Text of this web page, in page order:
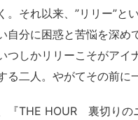
それ以来、”リリー”と
自分に困惑と苦悩を深め
つしかリリーこそがアイ
二人。やがてその前に
『THE HOUR 裏切りの